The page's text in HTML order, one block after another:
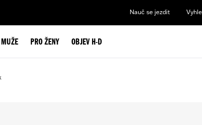
Nauč se jezdit
PRO ŽENY OBJEV H-D